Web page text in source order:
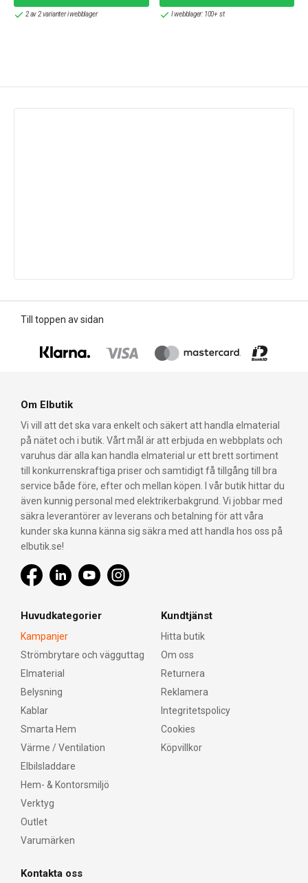
2 av 2 varianter i webblager I webblager: 100+ st
Till toppen av sidan
Om Elbutik
Vi vill att det ska vara enkelt och säkert att handla elmaterial
på nätet och i butik. Vårt mål är att erbjuda en webbplats och
varuhus där alla kan handla elmaterial ur ett brett sortiment
till konkurrenskraftiga priser och samtidigt få tillgång till bra
service både före, efter och mellan köpen. I vår butik hittar du
även kunnig personal med elektrikerbakgrund. Vi jobbar med
säkra leverantörer av leverans och betalning för att våra
kunder ska kunna känna sig säkra med att handla hos oss på
elbutik.se!
Huvudkategorier
Kampanjer
Strömbrytare och vägguttag
Elmaterial
Belysning
Kablar
Smarta Hem
Värme / Ventilation
Elbilsladdare
Hem- & Kontorsmiljö
Verktyg
Outlet
Varumärken
Kundtjänst
Hitta butik
Om oss
Returnera
Reklamera
Integritetspolicy
Cookies
Köpvillkor
Kontakta oss